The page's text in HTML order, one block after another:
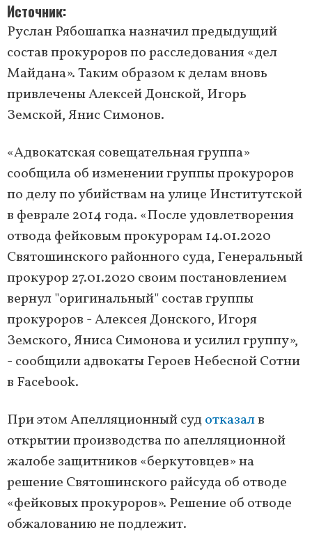
Источник
Руслан Рябошапка назначил предыдущий
состав прокуроров по расследования «дел
Майдана». Таким образом к делам вновь
привлечены Алексей Донской, Игорь
Земской, Янис Симонов.
«Адвокатская совещательная группа»
сообщила об изменении группы прокуроров
по делу по убийствам на улице Институтской
в феврале 2014 года. «После удовлетворения
отвода фейковым прокурорам 14.01.2020
Святошинского районного суда, Генеральный
прокурор 27.01.2020 своим постановлением
вернул "оригинальный" состав группы
прокуроров - Алексея Донского, Игоря
Земского, Яниса Симонова и усилил группу»,
- сообщили адвокаты Героев Небесной Сотни
в Facebook.
При этом Апелляционный судотказалв
открытии производства по апелляционной
жалобе защитников «беркутовцев» на
решение Святошинского райсуда об отводе
«фейковых прокуроров». Решение об отводе
обжалованию не подлежит.